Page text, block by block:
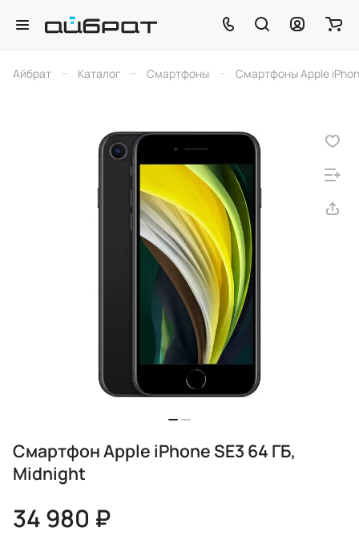
Айбрат – Каталог – Смартфоны – Смартфоны Apple
Смартфон Apple iPhone SE3 64 ГБ,
Midnight
34 980 ₽